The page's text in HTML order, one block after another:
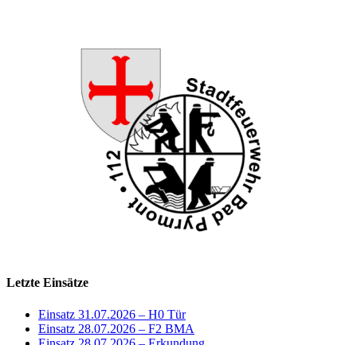
Letzte Einsätze
Einsatz 31.07.2026 – H0 Tür
Einsatz 28.07.2026 – F2 BMA